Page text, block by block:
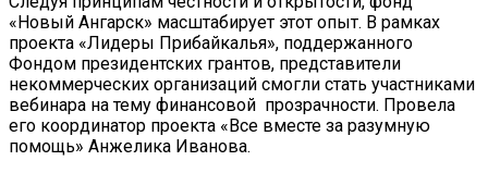
«Новый Ангарск» масштабирует этот опыт. В рамках
проекта «Лидеры Прибайкалья», поддержанного
Фондом президентских грантов, представители
некоммерческих организаций смогли стать участниками
вебинара на тему финансовой прозрачности. Провела
его координатор проекта «Все вместе за разумную
помощь» Анжелика Иванова.